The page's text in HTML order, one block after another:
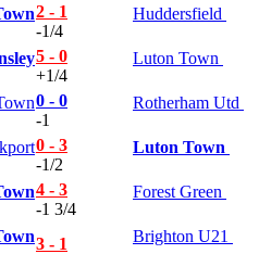
2 - 1
-1/4
Huddersfield
5 - 0
+1/4
Luton Town
0 - 0
-1
Rotherham Utd
0 - 3
-1/2
Luton Town
4 - 3
-1 3/4
Forest Green
3 - 1 Brighton U21